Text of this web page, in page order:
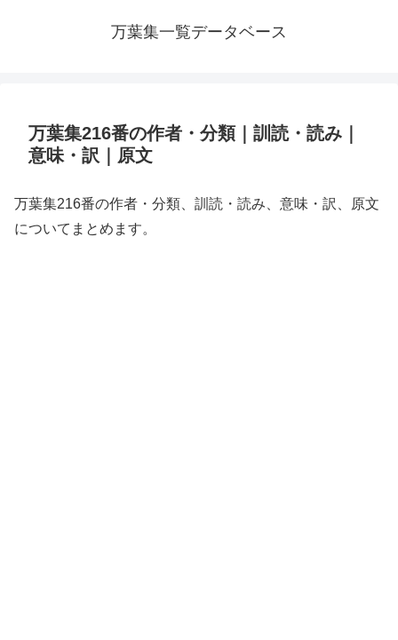
万葉集一覧データベース
万葉集216番の作者・分類｜訓読・読み｜
意味・訳｜原文
万葉集216番の作者・分類、訓読・読み、意味・訳、原文
についてまとめます。